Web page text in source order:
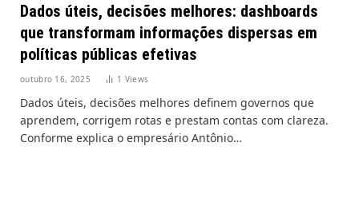
Dados úteis, decisões melhores: dashboards
que transformam informações dispersas em
políticas públicas efetivas
outubro 16, 2025 1 Views
Dados úteis, decisões melhores definem governos que
aprendem, corrigem rotas e prestam contas com clareza.
Conforme explica o empresário Antônio…